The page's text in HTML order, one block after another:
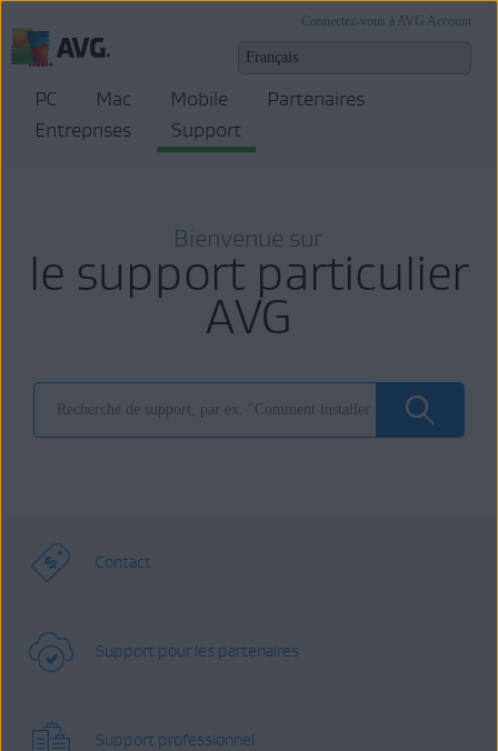
Connectez-vous à AVG Account
PC Mac Mobile
Partenaires
Entreprises
Support
Bienvenue sur
le support particulier
AVG
Contact
Support pour les partenaires
Support professionnel